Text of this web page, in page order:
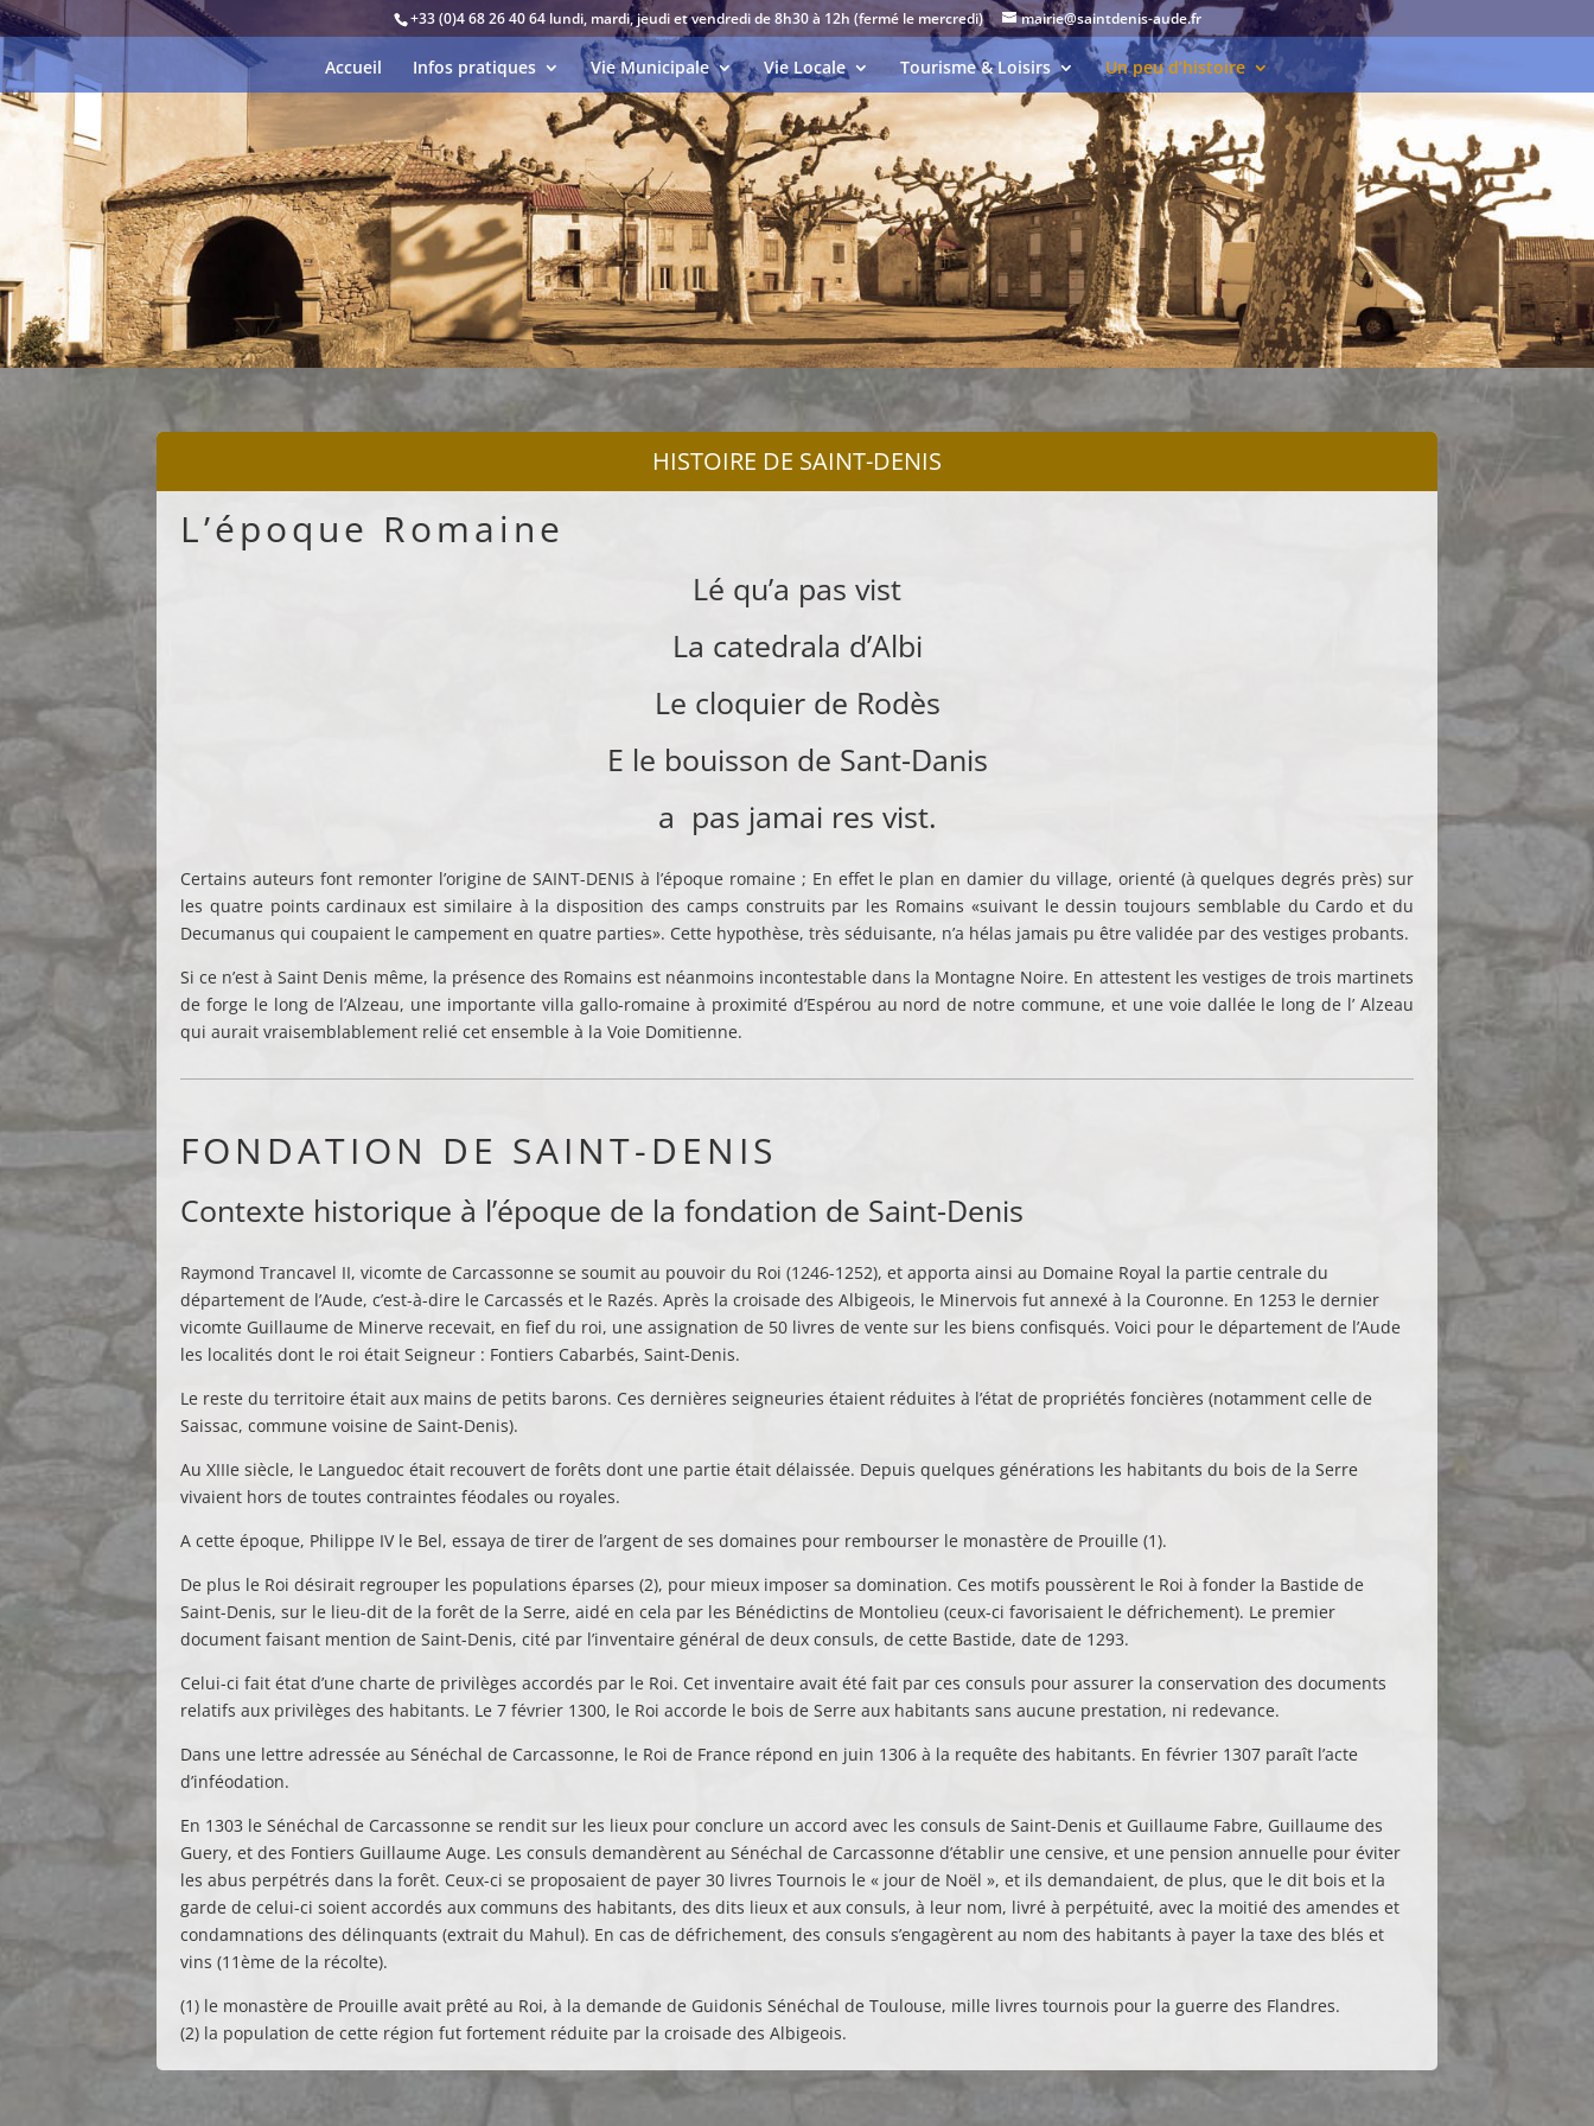
+33 (0)4 68 26 40 64 lundi, mardi, jeudi et vendredi de 8h30 à 12h (fermé le mercredi) mairie@saintdenis-aude.fr
Accueil Infos pratiques Vie Municipale Vie Locale Tourisme & Loisirs Un peu d’histoire
HISTOIRE DE SAINT-DENIS
L’époque Romaine
Lé qu’a pas vist
La catedrala d’Albi
Le cloquier de Rodès
E le bouisson de Sant-Danis
a pas jamai res vist.
Certains auteurs font remonter l’origine de SAINT-DENIS à l’époque romaine ; En effet le plan en damier du village, orienté (à quelques degrés près) sur
les quatre points cardinaux est similaire à la disposition des camps construits par les Romains «suivant le dessin toujours semblable du Cardo et du
Decumanus qui coupaient le campement en quatre parties». Cette hypothèse, très séduisante, n’a hélas jamais pu être validée par des vestiges probants.
Si ce n’est à Saint Denis même, la présence des Romains est néanmoins incontestable dans la Montagne Noire. En attestent les vestiges de trois martinets
de forge le long de l’Alzeau, une importante villa gallo-romaine à proximité d’Espérou au nord de notre commune, et une voie dallée le long de l’ Alzeau
qui aurait vraisemblablement relié cet ensemble à la Voie Domitienne.
FONDATION DE SAINT-DENIS
Contexte historique à l’époque de la fondation de Saint-Denis
Raymond Trancavel II, vicomte de Carcassonne se soumit au pouvoir du Roi (1246-1252), et apporta ainsi au Domaine Royal la partie centrale du
département de l’Aude, c’est-à-dire le Carcassés et le Razés. Après la croisade des Albigeois, le Minervois fut annexé à la Couronne. En 1253 le dernier
vicomte Guillaume de Minerve recevait, en fief du roi, une assignation de 50 livres de vente sur les biens confisqués. Voici pour le département de l’Aude
les localités dont le roi était Seigneur : Fontiers Cabarbés, Saint-Denis.
Le reste du territoire était aux mains de petits barons. Ces dernières seigneuries étaient réduites à l’état de propriétés foncières (notamment celle de
Saissac, commune voisine de Saint-Denis).
Au XIIIe siècle, le Languedoc était recouvert de forêts dont une partie était délaissée. Depuis quelques générations les habitants du bois de la Serre
vivaient hors de toutes contraintes féodales ou royales.
A cette époque, Philippe IV le Bel, essaya de tirer de l’argent de ses domaines pour rembourser le monastère de Prouille (1).
De plus le Roi désirait regrouper les populations éparses (2), pour mieux imposer sa domination. Ces motifs poussèrent le Roi à fonder la Bastide de
Saint-Denis, sur le lieu-dit de la forêt de la Serre, aidé en cela par les Bénédictins de Montolieu (ceux-ci favorisaient le défrichement). Le premier
document faisant mention de Saint-Denis, cité par l’inventaire général de deux consuls, de cette Bastide, date de 1293.
Celui-ci fait état d’une charte de privilèges accordés par le Roi. Cet inventaire avait été fait par ces consuls pour assurer la conservation des documents
relatifs aux privilèges des habitants. Le 7 février 1300, le Roi accorde le bois de Serre aux habitants sans aucune prestation, ni redevance.
Dans une lettre adressée au Sénéchal de Carcassonne, le Roi de France répond en juin 1306 à la requête des habitants. En février 1307 paraît l’acte
d’inféodation.
En 1303 le Sénéchal de Carcassonne se rendit sur les lieux pour conclure un accord avec les consuls de Saint-Denis et Guillaume Fabre, Guillaume des
Guery, et des Fontiers Guillaume Auge. Les consuls demandèrent au Sénéchal de Carcassonne d’établir une censive, et une pension annuelle pour éviter
les abus perpétrés dans la forêt. Ceux-ci se proposaient de payer 30 livres Tournois le « jour de Noël », et ils demandaient, de plus, que le dit bois et la
garde de celui-ci soient accordés aux communs des habitants, des dits lieux et aux consuls, à leur nom, livré à perpétuité, avec la moitié des amendes et
condamnations des délinquants (extrait du Mahul). En cas de défrichement, des consuls s’engagèrent au nom des habitants à payer la taxe des blés et
vins (11ème de la récolte).
(1) le monastère de Prouille avait prêté au Roi, à la demande de Guidonis Sénéchal de Toulouse, mille livres tournois pour la guerre des Flandres.
(2) la population de cette région fut fortement réduite par la croisade des Albigeois.